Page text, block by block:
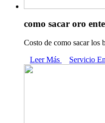
como sacar oro
Costo de como sacar los
Leer Más
Servicio